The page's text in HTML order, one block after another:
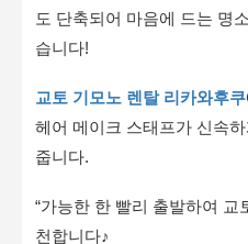
도 단축되어 마음에 드는 명
습니다!
교토 기모노 렌탈 리카와후쿠
헤어 메이크 스태프가 신속
줍니다.
“가능한 한 빨리 출발하여 교
천합니다♪